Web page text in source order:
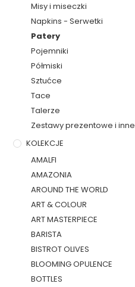
Misy i miseczki
Napkins - Serwetki
Patery
Pojemniki
Półmiski
Sztućce
Tace
Talerze
Zestawy prezentowe i inne
KOLEKCJE
AMALFI
AMAZONIA
AROUND THE WORLD
ART & COLOUR
ART MASTERPIECE
BARISTA
BISTROT OLIVES
BLOOMING OPULENCE
BOTTLES